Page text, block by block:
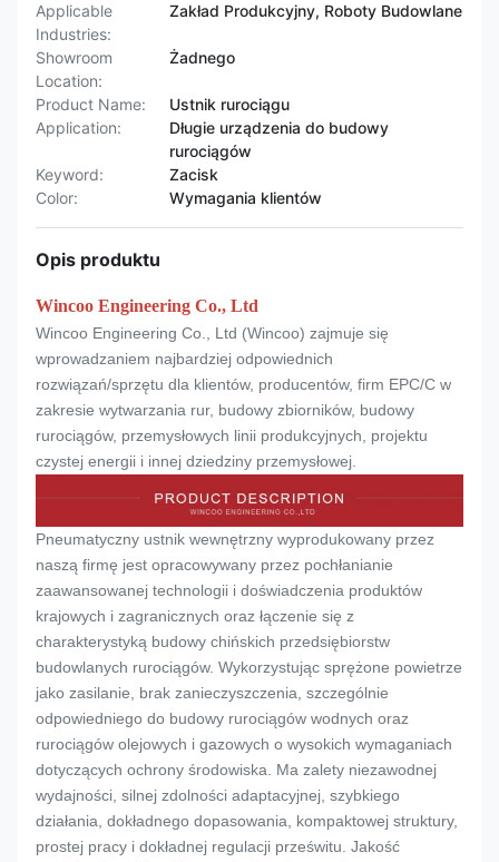
Applicable
Industries:
Zakład Produkcyjny, Roboty Budowlane
Showroom
Location:
Żadnego
Product Name:
Ustnik rurociągu
Application:
Długie urządzenia do budowy
rurociągów
Keyword:
Zacisk
Color:
Wymagania klientów
Opis produktu
Wincoo Engineering Co., Ltd
Wincoo Engineering Co., Ltd (Wincoo) zajmuje się
wprowadzaniem najbardziej odpowiednich
rozwiązań/sprzętu dla klientów, producentów, firm EPC/C w
zakresie wytwarzania rur, budowy zbiorników, budowy
rurociągów, przemysłowych linii produkcyjnych, projektu
czystej energii i innej dziedziny przemysłowej.
Pneumatyczny ustnik wewnętrzny wyprodukowany przez
naszą firmę jest opracowywany przez pochłanianie
zaawansowanej technologii i doświadczenia produktów
krajowych i zagranicznych oraz łączenie się z
charakterystyką budowy chińskich przedsiębiorstw
budowlanych rurociągów. Wykorzystując sprężone powietrze
jako zasilanie, brak zanieczyszczenia, szczególnie
odpowiedniego do budowy rurociągów wodnych oraz
rurociągów olejowych i gazowych o wysokich wymaganiach
dotyczących ochrony środowiska. Ma zalety niezawodnej
wydajności, silnej zdolności adaptacyjnej, szybkiego
działania, dokładnego dopasowania, kompaktowej struktury,
prostej pracy i dokładnej regulacji prześwitu. Jakość